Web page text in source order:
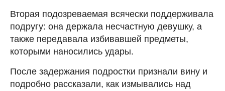
Вторая подозреваемая всячески поддерживала
подругу: она держала несчастную девушку, а
также передавала избивавшей предметы,
которыми наносились удары.
После задержания подростки признали вину и
подробно рассказали, как измывались над